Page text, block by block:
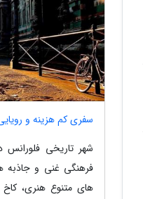
سفری کم هزینه و
شهر تاریخی فلورانس
فرهنگی غنی و جاذبه
های متنوع هنری، کاخ